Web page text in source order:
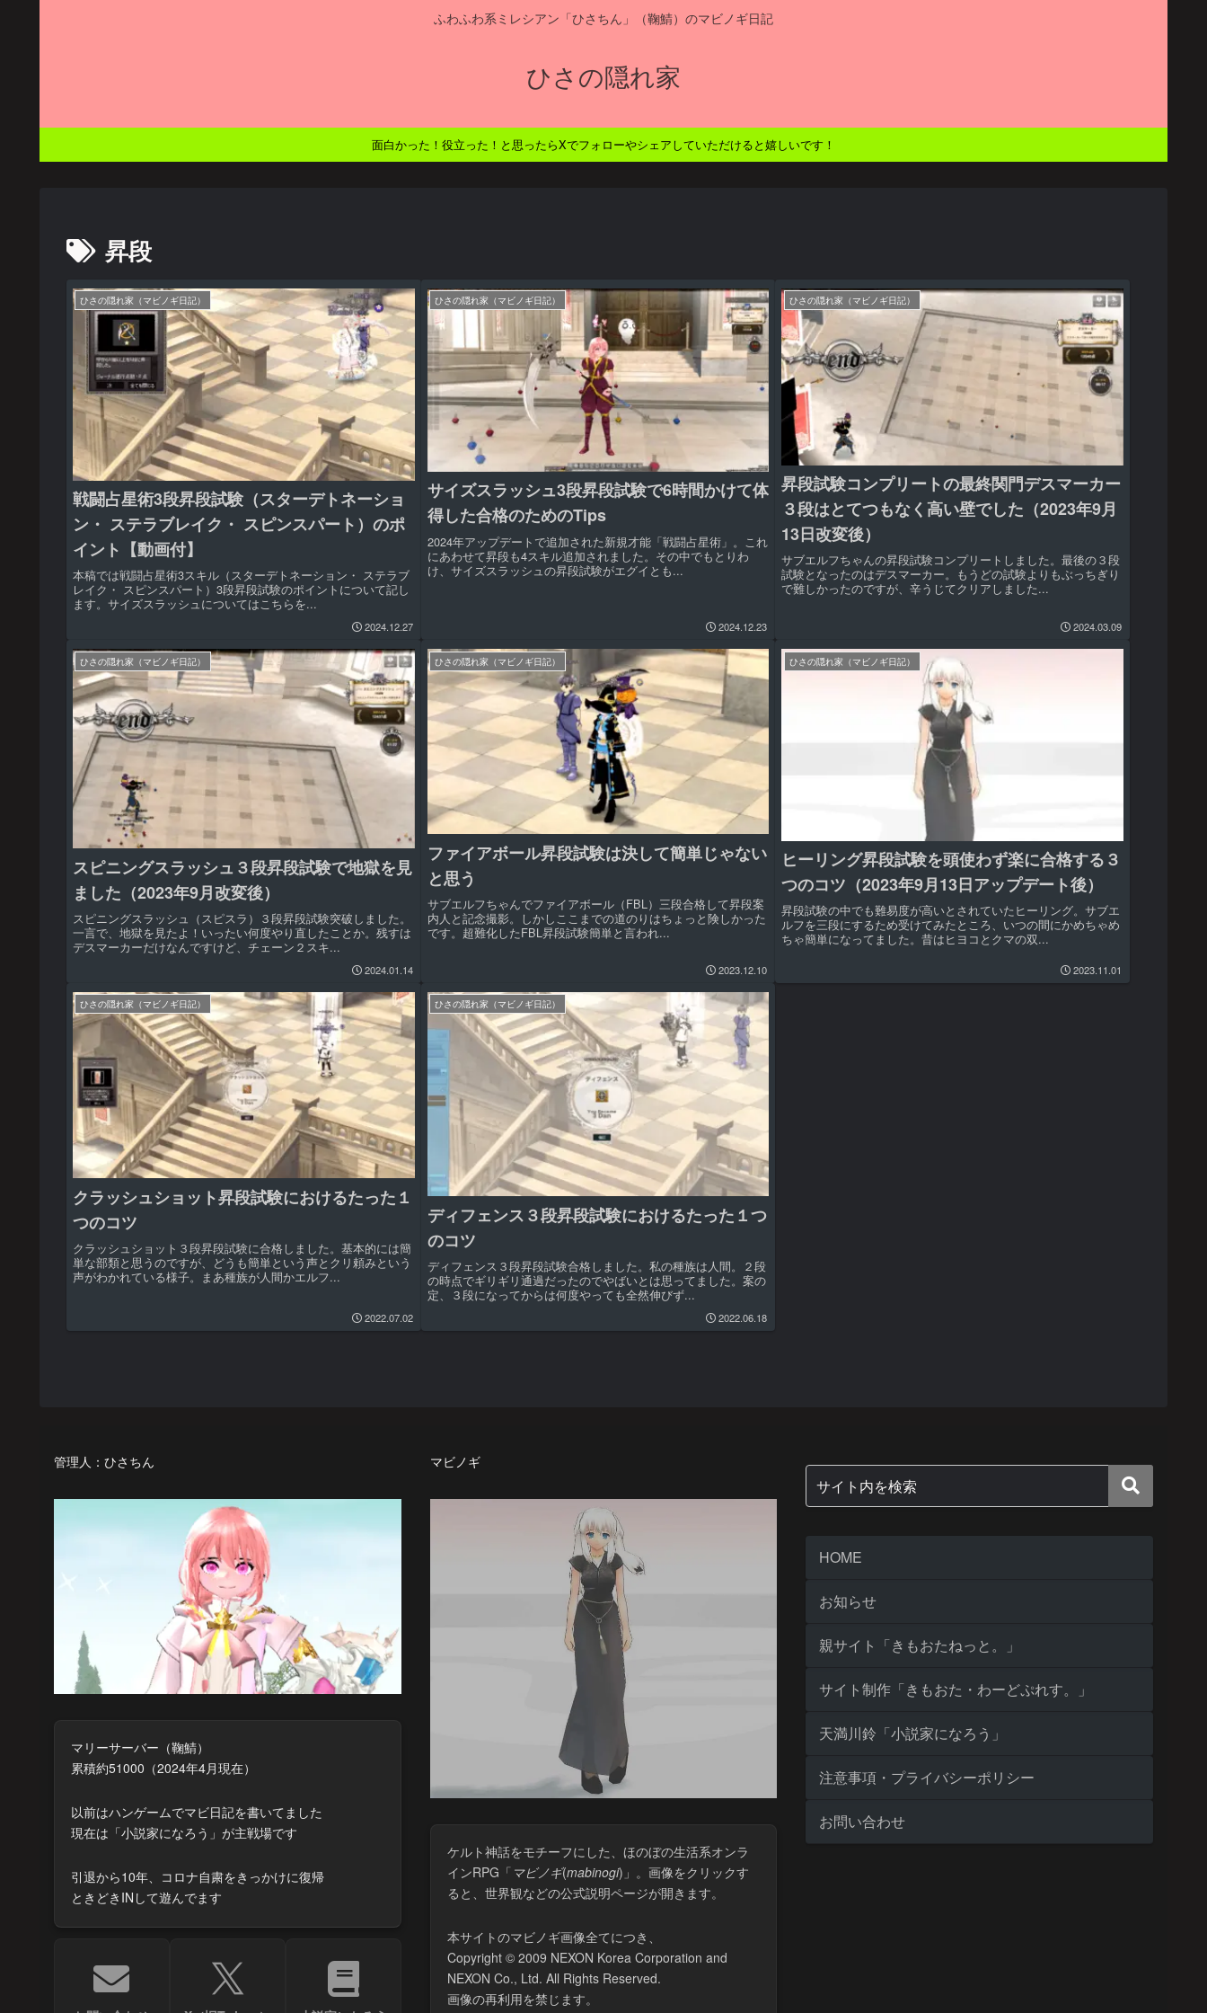
ふわふわ系ミレシアン「ひさちん」（鞠鯖）のマビノギ日記
ひさの隠れ家
面白かった！役立った！と思ったらXでフォローやシェアしていただけると嬉しいです！
昇段
ひさの隠れ家（マビノギ日記）
戦闘占星術3段昇段試験（スターデトネーショ
ン・ ステラブレイク・ スピンスパート）のポ
イント【動画付】
本稿では戦闘占星術3スキル（スターデトネーション・ ステラブ
レイク・ スピンスパート）3段昇段試験のポイントについて記し
ます。サイズスラッシュについてはこちらを...
2024.12.27
ひさの隠れ家（マビノギ日記）
サイズスラッシュ3段昇段試験で6時間かけて体
得した合格のためのTips
2024年アップデートで追加された新規才能「戦闘占星術」。これ
にあわせて昇段も4スキル追加されました。その中でもとりわ
け、サイズスラッシュの昇段試験がエグイとも...
2024.12.23
ひさの隠れ家（マビノギ日記）
昇段試験コンプリートの最終関門デスマーカー
３段はとてつもなく高い壁でした（2023年9月
13日改変後）
サブエルフちゃんの昇段試験コンプリートしました。最後の３段
試験となったのはデスマーカー。もうどの試験よりもぶっちぎり
で難しかったのですが、辛うじてクリアしました...
2024.03.09
ひさの隠れ家（マビノギ日記）
スピニングスラッシュ３段昇段試験で地獄を見
ました（2023年9月改変後）
スピニングスラッシュ（スピスラ）３段昇段試験突破しました。
一言で、地獄を見たよ！いったい何度やり直したことか。残すは
デスマーカーだけなんですけど、チェーン２スキ...
2024.01.14
ひさの隠れ家（マビノギ日記）
ファイアボール昇段試験は決して簡単じゃない
と思う
サブエルフちゃんでファイアボール（FBL）三段合格して昇段案
内人と記念撮影。しかしここまでの道のりはちょっと険しかった
です。超難化したFBL昇段試験簡単と言われ...
2023.12.10
ひさの隠れ家（マビノギ日記）
ヒーリング昇段試験を頭使わず楽に合格する３
つのコツ（2023年9月13日アップデート後）
昇段試験の中でも難易度が高いとされていたヒーリング。サブエ
ルフを三段にするため受けてみたところ、いつの間にかめちゃめ
ちゃ簡単になってました。昔はヒヨコとクマの双...
2023.11.01
ひさの隠れ家（マビノギ日記）
クラッシュショット昇段試験におけるたった１
つのコツ
クラッシュショット３段昇段試験に合格しました。基本的には簡
単な部類と思うのですが、どうも簡単という声とクリ頼みという
声がわかれている様子。まあ種族が人間かエルフ...
2022.07.02
ひさの隠れ家（マビノギ日記）
ディフェンス３段昇段試験におけるたった１つ
のコツ
ディフェンス３段昇段試験合格しました。私の種族は人間。２段
の時点でギリギリ通過だったのでやばいとは思ってました。案の
定、３段になってからは何度やっても全然伸びず...
2022.06.18
管理人：ひさちん
マリーサーバー（鞠鯖）
累積約51000（2024年4月現在）
以前はハンゲームでマビ日記を書いてました
現在は「小説家になろう」が主戦場です
引退から10年、コロナ自粛をきっかけに復帰
ときどきINして遊んでます
マビノギ
ケルト神話をモチーフにした、ほのぼの生活系オンラ
インRPG「 マビノギ(​mabinogi)」。画像をクリックす
ると、世界観などの公式説明ページが開きます。
本サイトのマビノギ画像全てにつき、
Copyright © 2009 NEXON Korea Corporation and
NEXON Co., Ltd. All Rights Reserved.
画像の再利用を禁じます。
HOME
お知らせ
親サイト「きもおたねっと。」
サイト制作「きもおた・わーどぷれす。」
天満川鈴「小説家になろう」
注意事項・プライバシーポリシー
お問い合わせ